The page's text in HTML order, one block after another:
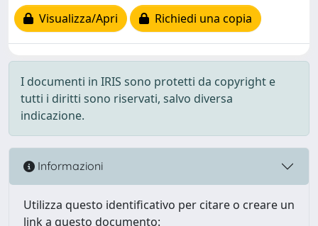
Visualizza/Apri
Richiedi una copia
I documenti in IRIS sono protetti da copyright e
tutti i diritti sono riservati, salvo diversa
indicazione.
Informazioni
Utilizza questo identificativo per citare o creare un
link a questo documento: